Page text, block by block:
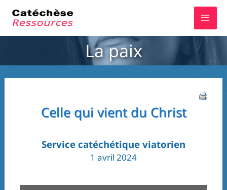
La paix
Celle qui vient du Christ
Service catéchétique viatorien
1 avril 2024